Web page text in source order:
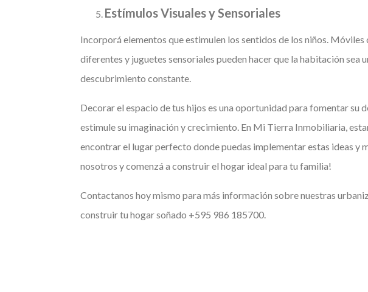
Estímulos Visuales y Sensoriales
Incorporá elementos que estimulen los sentidos de los niños.
diferentes y juguetes sensoriales pueden hacer que la habitación sea
descubrimiento constante.
Decorar el espacio de tus hijos es una oportunidad para fomentar su
estimule su imaginación y crecimiento. En Mi Tierra Inmobiliaria,
encontrar el lugar perfecto donde puedas implementar estas ideas y
nosotros y comenzá a construir el hogar ideal para tu familia!
Contactanos hoy mismo para más información sobre nuestras
construir tu hogar soñado +595 986 185700.